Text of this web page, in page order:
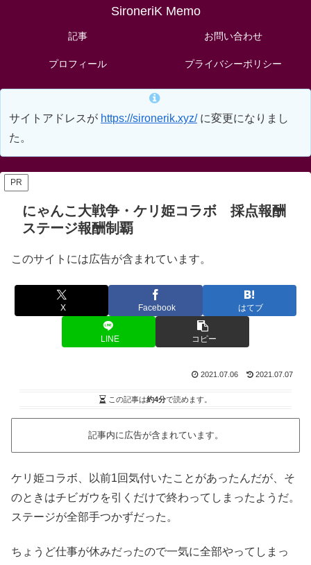
SironeriK Memo
記事 お問い合わせ
プロフィール プライバシーポリシー
サイトアドレスが https://sironerik.xyz/に変更になりまし
た。
PR
にゃんこ大戦争・ケリ姫コラボ 採点報酬
ステージ報酬制覇
このサイトには広告が含まれています。
X Facebook はてブ
LINE コピー
2021.07.06 2021.07.07
この記事は約4分で読めます。
記事内に広告が含まれています。
ケリ姫コラボ、以前1回気付いたことがあったんだが、そ
のときはチビガウを引くだけで終わってしまったようだ。
ステージが全部手つかずだった。
ちょうど仕事が休みだったので一気に全部やってしまっ